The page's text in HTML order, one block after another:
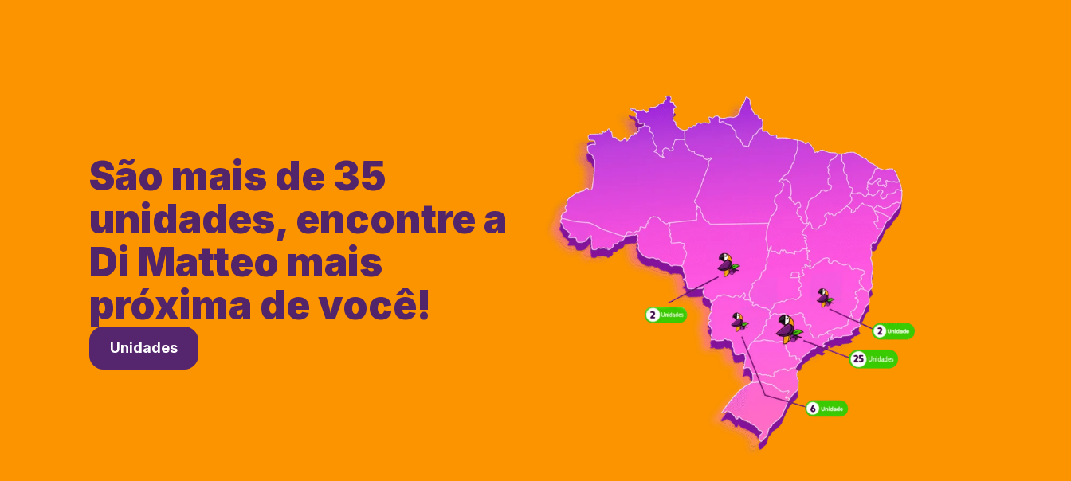
São mais de 35
unidades, encontre a
Di Matteo mais
próxima de você!
Unidades